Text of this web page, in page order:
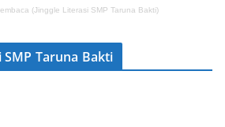
(Jinggle Literasi SMP Taruna Bakti)
Taruna Bakti